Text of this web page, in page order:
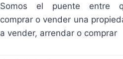
Somos el puente entre
comprar o vender una
a vender, arrendar o comprar